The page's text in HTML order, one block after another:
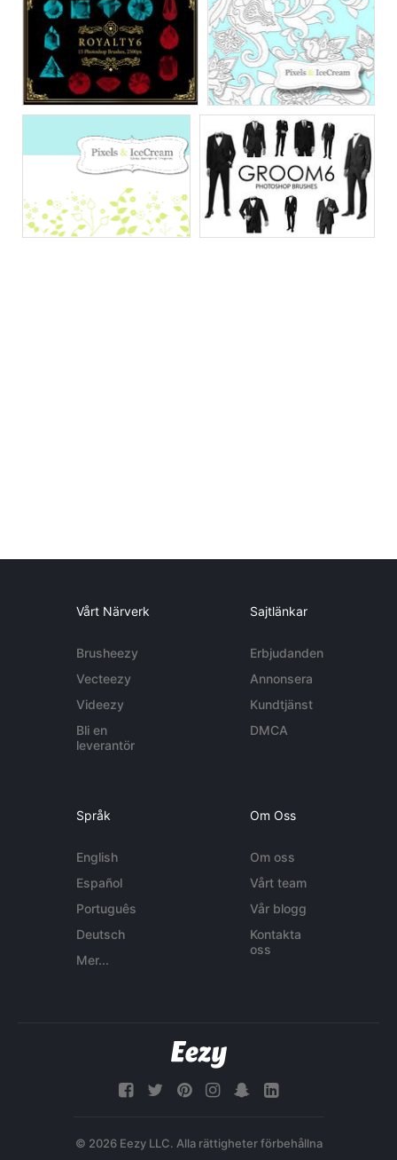
Vårt Närverk
Brusheezy
Vecteezy
Videezy
Bli en
leverantör
Sajtlänkar
Erbjudanden
Annonsera
Kundtjänst
DMCA
Språk
English
Español
Português
Deutsch
Mer...
Om Oss
Om oss
Vårt team
Vår blogg
Kontakta
oss
© 2026 Eezy LLC. Alla rättigheter förbehållna